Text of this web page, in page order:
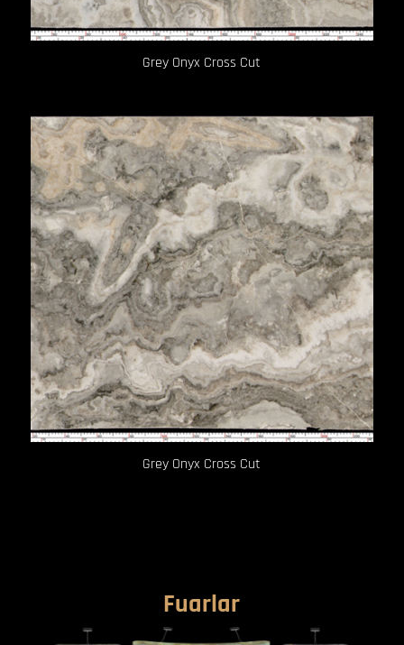
Grey Onyx Cross Cut
Grey Onyx Cross Cut
Fuarlar